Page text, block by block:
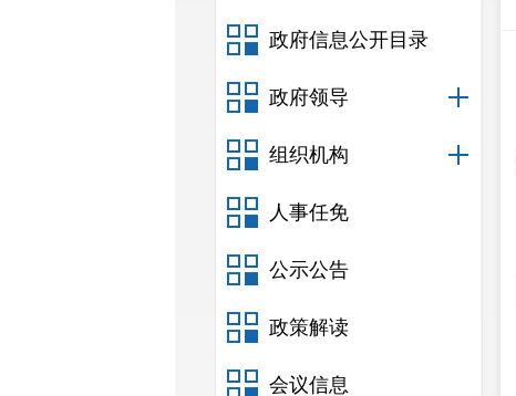
政府信息公开目录
政府领导
组织机构
人事任免
公示公告
政策解读
会议信息